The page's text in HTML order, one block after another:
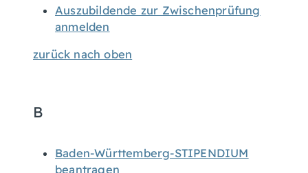
Auszubildende zur Zwischenprüfung
anmelden
zurück nach oben
B
Baden-Württemberg-STIPENDIUM
beantragen